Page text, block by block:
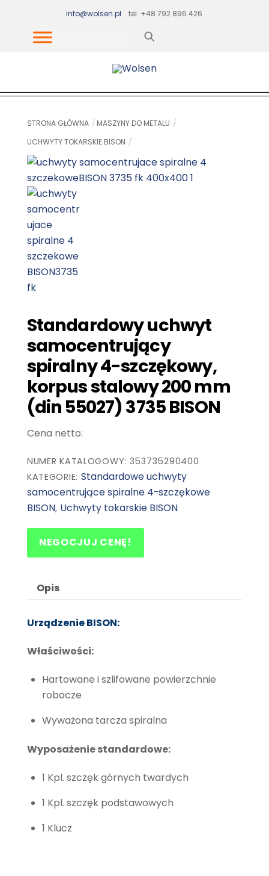
content
info@wolsen.pl tel. +48 792 896 426
STRONA GŁÓWNA
MASZYNY DO METALU
UCHWYTY TOKARSKIE BISON
Standardowy uchwyt
samocentrujący
spiralny 4-szczękowy,
korpus stalowy 200 mm
(din 55027) 3735 BISON
NUMER KATALOGOWY: 353735290400
KATEGORIE: Standardowe uchwyty
samocentrujące spiralne 4-szczękowe
BISON, Uchwyty tokarskie BISON
NEGOCJUJ CENĘ!
Opis
Urządzenie BISON:
Właściwości:
Hartowane i szlifowane powierzchnie
robocze
Wyważona tarcza spiralna
Wyposażenie standardowe:
1 Kpl. szczęk górnych twardych
1 Kpl. szczęk podstawowych
1 Klucz